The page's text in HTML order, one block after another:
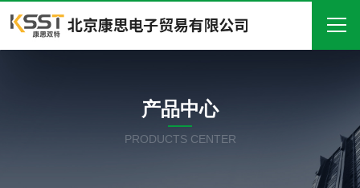
关于我们
产品中心
产品中心
PRODUCTS CENTER